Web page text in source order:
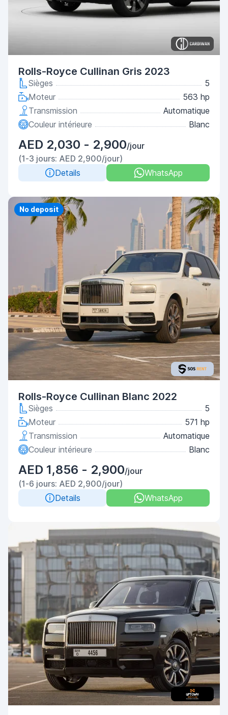
Rolls-Royce Cullinan Gris 2023
Sièges
5
Moteur
563 hp
Transmission
Automatique
Couleur intérieure
Blanc
AED 2,030 - 2,900/jour
(1-3 jours: AED 2,900/jour)
Details
WhatsApp
No deposit
Rolls-Royce Cullinan Blanc 2022
Sièges
5
Moteur
571 hp
Transmission
Automatique
Couleur intérieure
Blanc
AED 1,856 - 2,900/jour
(1-6 jours: AED 2,900/jour)
Details
WhatsApp